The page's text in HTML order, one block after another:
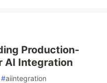
Production-
AI Integration
#aiintegration